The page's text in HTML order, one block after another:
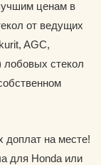
ценам в
от ведущих
AGC,
лобовых стекол
доплат на месте!
для Honda или